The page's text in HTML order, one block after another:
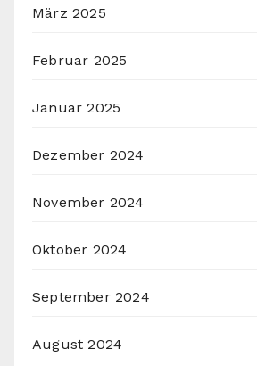
März 2025
Februar 2025
Januar 2025
Dezember 2024
November 2024
Oktober 2024
September 2024
August 2024